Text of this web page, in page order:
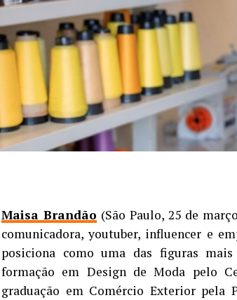
Maisa Brandão (São Paulo, 25 de
comunicadora, youtuber, influencer e
posiciona como uma das figuras
formação em Design de Moda pelo
graduação em Comércio Exterior pela